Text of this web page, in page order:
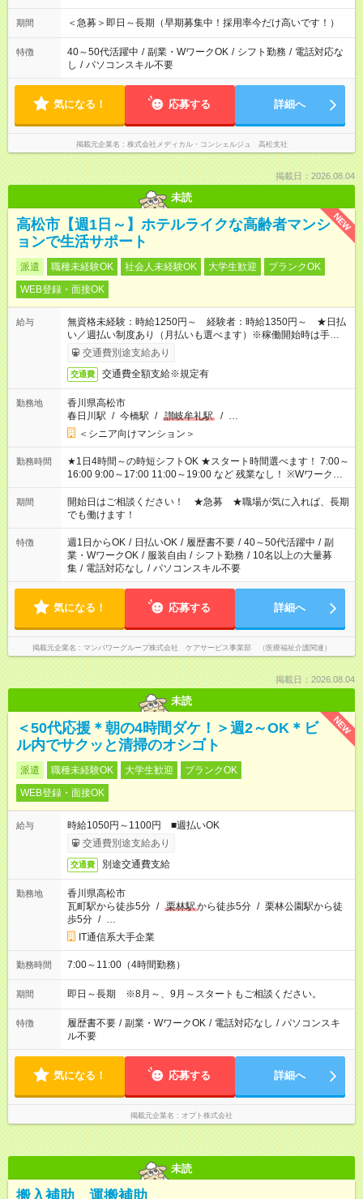
期間 ＜急募＞即日～長期（早期募集中！採用率今だけ高いです！）
特徴 40～50代活躍中 / 副業・WワークOK / シフト勤務 / 電話対応な
し / パソコンスキル不要
気になる！ 応募する 詳細へ
掲載元企業名 株式会社メディカル・コンシェルジュ 高松支社
掲載日：2026.08.04
未読
NEW
高松市【週1日～】ホテルライクな高齢者マンシ
ョンで生活サポート
派遣 職種未経験OK 社会人未経験OK 大学生歓迎
ブランクOK
WEB登録・面接OK
給与
無資格未経験：時給1250円～ 経験者：時給1350円～ ★日払
い／週払い制度あり（月払いも選べます）※稼働開始時は手続き
完了次第のお支払いとなります。
交通費別途支給あり
交通費 交通費全額支給※規定有
勤務地
香川県高松市
春日川駅 / 今橋駅 / 讃岐牟礼駅 / …
＜シニア向けマンション＞
勤務時間
★1日4時間～の時短シフトOK ★スタート時間選べます！ 7:00～
16:00 9:00～17:00 11:00～19:00 など 残業なし！ ※Wワークの
場合、他のお仕事と合わせ週40時間超の就業はご案内できませ
ん ※法令に基づき、週20時間以上勤務は社会保険への加入対象
となります ※労働者派遣法（日雇い派遣の原則禁止）により、
短時間・短期間の就業はご案内が難しい場合があります
期間
開始日はご相談ください！ ★急募 ★職場が気に入れば、長期
でも働けます！
特徴 週1日からOK / 日払いOK / 履歴書不要 / 40～50代活躍中 / 副
業・WワークOK / 服装自由 / シフト勤務 / 10名以上の大量募
集 / 電話対応なし / パソコンスキル不要
気になる！ 応募する 詳細へ
掲載元企業名 マンパワーグループ株式会社 ケアサービス事業部 （医療福祉介護関連）
掲載日：2026.08.04
未読
NEW
＜50代応援＊朝の4時間ダケ！＞週2～OK＊ビ
ル内でサクッと清掃のオシゴト
派遣 職種未経験OK 大学生歓迎
ブランクOK
WEB登録・面接OK
給与
時給1050円～1100円 ■週払いOK
交通費別途支給あり
交通費 別途交通費支給
勤務地
香川県高松市
瓦町駅から徒歩5分 / 栗林駅から徒歩5分 / 栗林公園駅から徒
歩5分 / …
IT通信系大手企業
勤務時間 7:00～11:00（4時間勤務）
期間 即日～長期 ※8月～、9月～スタートもご相談ください。
特徴 履歴書不要 / 副業・WワークOK / 電話対応なし / パソコンスキ
ル不要
気になる！ 応募する 詳細へ
掲載元企業名 オプト株式会社
未読
搬入補助 運搬補助